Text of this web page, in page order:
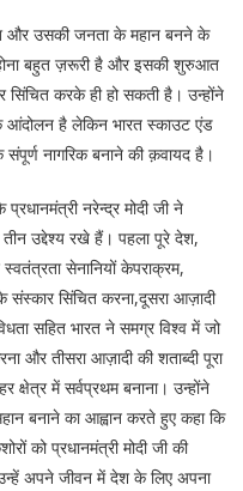
और उसकी जनता के महान बनने के
होना बहुत ज़रूरी है और इसकी शुरुआत
सिंचित करके ही हो सकती है। उन्होंने
आंदोलन है लेकिन भारत स्काउट एंड
नागरिक बनाने की क़वायद है।
नरेन्द्र मोदी जी ने
उद्देश्य रखे हैं। पहला पूरे देश,
सेनानियों केपराक्रम,
संस्कार सिंचित करना,दूसरा आज़ादी
सहित भारत ने समग्र विश्व में जो
और तीसरा आज़ादी की शताब्दी पूरा
क्षेत्र में सर्वप्रथम बनाना। उन्होंने
बनाने का आह्वान करते हुए कहा कि
को प्रधानमंत्री मोदी जी की
अपने जीवन में देश के लिए अपना